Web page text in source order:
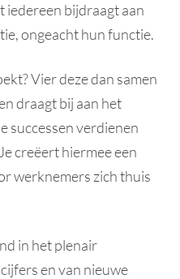
iedereen bijdraagt aan
ongeacht hun functie.
Vier deze dan samen
draagt bij aan het
successen verdienen
creëert hiermee een
werknemers zich thuis
in het plenair
en van nieuwe